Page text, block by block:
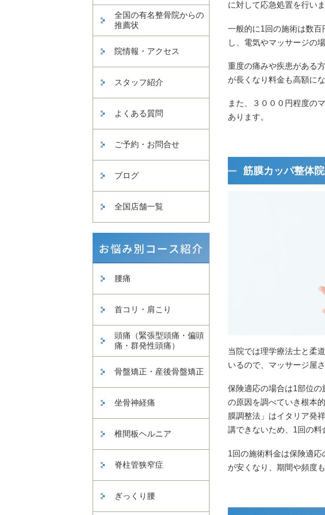
全国の有名整骨院からの
推薦状
院情報・アクセス
スタッフ紹介
よくある質問
ご予約・お問合せ
ブログ
全国店舗一覧
腰痛
首コリ・肩こり
頭痛（緊張型頭痛・偏頭
痛・群発性頭痛）
骨盤矯正・産後骨盤矯正
坐骨神経痛
椎間板ヘルニア
脊柱管狭窄症
ぎっくり腰
に対して応急処置を行いま
一般的に1回の施術は数
し、電気やマッサージの
重度の痛みや疾患がある
が長くなり料金も高額に
また、３０００円程度の
あります。
筋膜カッパ整体
当院では理学療法士と柔
いるので、マッサージ屋
保険適応の場合は1部位
の原因を調べていき根本
膜調整法」はイタリア発
講できないため、1回の料
1回の施術料金は保険適
が安くなり、期間や頻度